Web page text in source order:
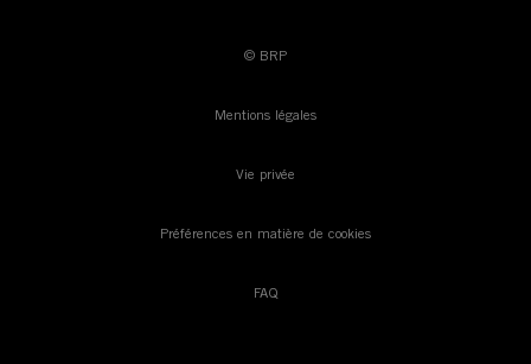
© BRP
Mentions légales
Vie privée
Préférences en matière de cookies
FAQ